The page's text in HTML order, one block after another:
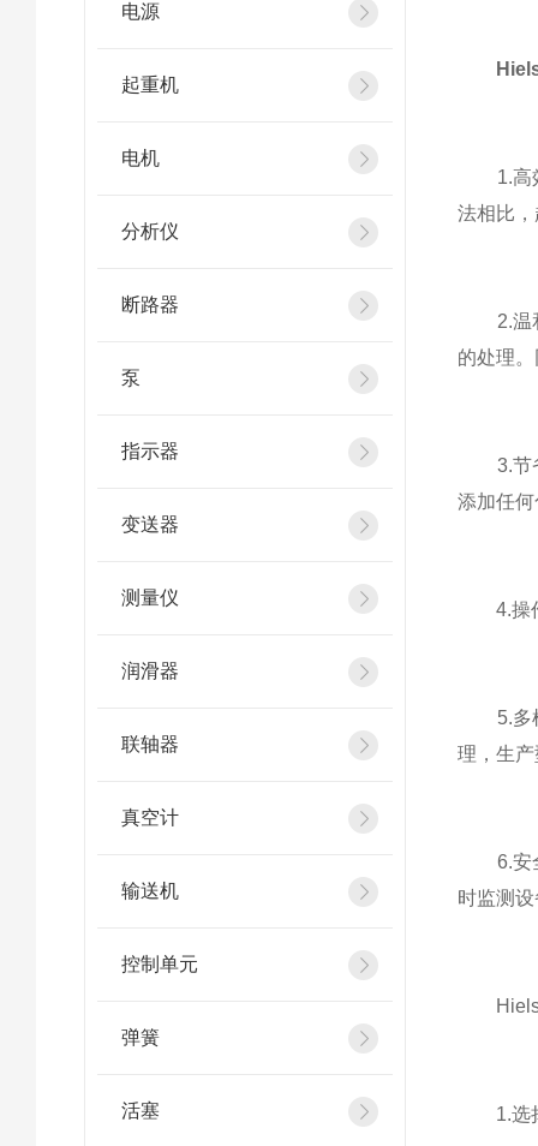
电源
起重机
电机
分析仪
断路器
泵
指示器
变送器
测量仪
润滑器
联轴器
真空计
输送机
控制单元
弹簧
活塞
1.高效
法相比
2.温和
的处理
3.节省
添加任
4.操作
5.多样
理，生
6.安全
时监测
1.选择